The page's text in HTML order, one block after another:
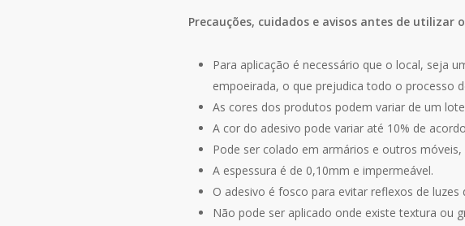
Precauções, cuidados e avisos antes de utilizar
Para aplicação é necessário que o local, seja
empoeirada, o que prejudica todo o processo
As cores dos produtos podem variar de um
A cor do adesivo pode variar até 10% de
Pode ser colado em armários e outros
A espessura é de 0,10mm e impermeável.
O adesivo é fosco para evitar reflexos de luzes
Não pode ser aplicado onde existe textura ou